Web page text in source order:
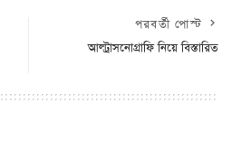
পরবর্তী পোস্ট
আল্ট্রাসনোগ্রাফি নিয়ে বিস্তারিত